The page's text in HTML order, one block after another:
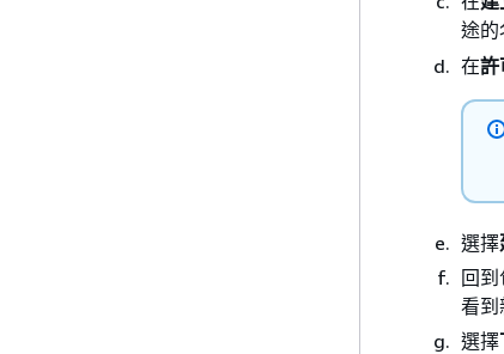
途的
在許
選擇
回
看到
選擇